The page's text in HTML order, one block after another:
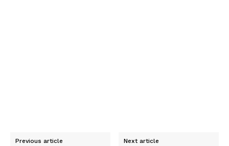
Previous article Next article